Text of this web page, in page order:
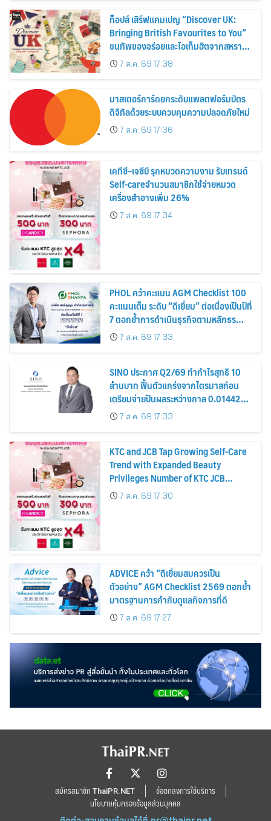
ท็อปส์ เสิร์ฟแคมเปญ “Discover UK:
Bringing British Favourites to You”
ขนทัพของอร่อยและไอเท็มฮิตจากสหราช
อาณาจักร ส่งตรงถึงมือตั้งแต่วันนี้ – 18
สิงหาคมนี้
7 ส.ค. 69 17:38
มาสเตอร์การ์ดยกระดับแพลตฟอร์มบัตร
ดิจิทัลด้วยระบบควบคุมความปลอดภัยใหม่
7 ส.ค. 69 17:36
เคทีซี–เจซีบี รุกหมวดความงาม รับเทรนด์
Self-careจำนวนสมาชิกใช้จ่ายหมวด
เครื่องสำอางเพิ่ม 26%
7 ส.ค. 69 17:34
PHOL คว้าคะแนน AGM Checklist 100
คะแนนเต็ม ระดับ “ดีเยี่ยม” ต่อเนื่องเป็นปีที่
7 ตอกย้ำการดำเนินธุรกิจตามหลักธร
รมาภิบาล โปร่งใส สร้างความเชื่อมั่นผู้ถือ
หุ้น
7 ส.ค. 69 17:33
SINO ประกาศ Q2/69 ทำกำไรสุทธิ 10
ล้านบาท ฟื้นตัวแกร่งจากไตรมาสก่อน
เตรียมจ่ายปันผลระหว่างกาล 0.014423
บาทต่อหุ้น ครึ่งปีหลังมุ่งเติบโตต่อเนื่อง
7 ส.ค. 69 17:33
KTC and JCB Tap Growing Self-Care
Trend with Expanded Beauty
Privileges Number of KTC JCB
Cardmembers Spending on
Cosmetics Rises 26%
7 ส.ค. 69 17:30
ADVICE คว้า “ดีเยี่ยมสมควรเป็น
ตัวอย่าง” AGM Checklist 2569 ตอกย้ำ
มาตรฐานการกำกับดูแลกิจการที่ดี
7 ส.ค. 69 17:27
สมัครสมาชิก ThaiPR.NET
ข้อตกลงการใช้บริการ
นโยบายคุ้มครองข้อมูลส่วนบุคคล